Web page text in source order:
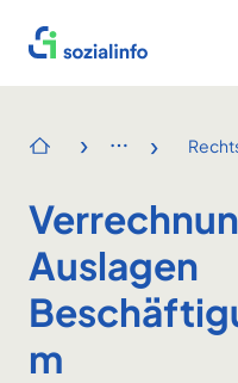
Sozialinfo
Startseite
› ›
Auslagen
m